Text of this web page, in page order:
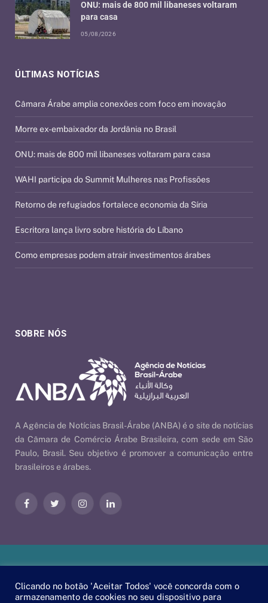
SOBRE NÓS
A Agência de Notícias Brasil-Árabe (ANBA) é o site de notícias
da Câmara de Comércio Árabe Brasileira, com sede em São
Paulo, Brasil. Seu objetivo é promover a comunicação entre
brasileiros e árabes.
FacebookTwitter InstagramLinkedIn
ÚLTIMAS NOTÍCIAS
Câmara Árabe amplia conexões com foco em inovação
Morre ex-embaixador da Jordânia no Brasil
ONU: mais de 800 mil libaneses voltaram para casa
WAHI participa do Summit Mulheres nas Profissões
Retorno de refugiados fortalece economia da Síria
Escritora lança livro sobre história do Líbano
Como empresas podem atrair investimentos árabes
ONU: mais de 800 mil libaneses voltaram
para casa
05/08/2026
Árabe | ByEscaEsco.
Clicando no botão 'Aceitar Todos' você concorda com o
armazenamento de cookies no seu dispositivo para